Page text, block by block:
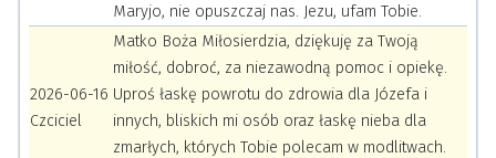
Maryjo, nie opuszczaj nas. Jezu, ufam Tobie.
2026-06-16
Czciciel
Matko Boża Miłosierdzia, dziękuję za Twoją
miłość, dobroć, za niezawodną pomoc i opiekę.
Uproś łaskę powrotu do zdrowia dla Józefa i
innych, bliskich mi osób oraz łaskę nieba dla
zmarłych, których Tobie polecam w modlitwach.